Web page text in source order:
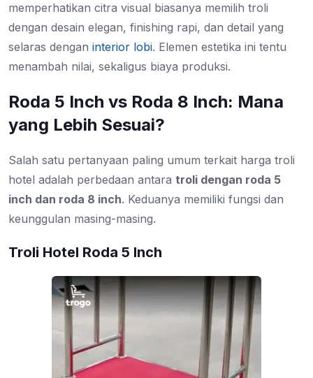
memperhatikan citra visual biasanya memilih troli
dengan desain elegan, finishing rapi, dan detail yang
selaras dengan interior lobi. Elemen estetika ini tentu
menambah nilai, sekaligus biaya produksi.
Roda 5 Inch vs Roda 8 Inch: Mana
yang Lebih Sesuai?
Salah satu pertanyaan paling umum terkait harga troli
hotel adalah perbedaan antara troli dengan roda 5
inch dan roda 8 inch. Keduanya memiliki fungsi dan
keunggulan masing-masing.
Troli Hotel Roda 5 Inch